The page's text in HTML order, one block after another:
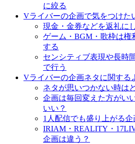
に絞る
Vライバーの企画で気をつけた
現金・金券などを返礼に
ゲーム・BGM・歌枠は権
する
センシティブ表現や長時
で行う
Vライバーの企画ネタに関する
ネタが思いつかない時は
企画は毎回変えた方がい
いい？
1人配信でも盛り上がる企
IRIAM・REALITY・
企画は違う？